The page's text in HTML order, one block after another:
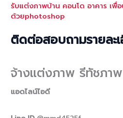
รับแต่งภาพบ้าน คอนโด อาคาร เพื่อ
ด้วยphotoshop
ติดต่อสอบถามรายละ
จ้างแต่งภาพ รีทัชภาพ
แอดไลน์ไอดี